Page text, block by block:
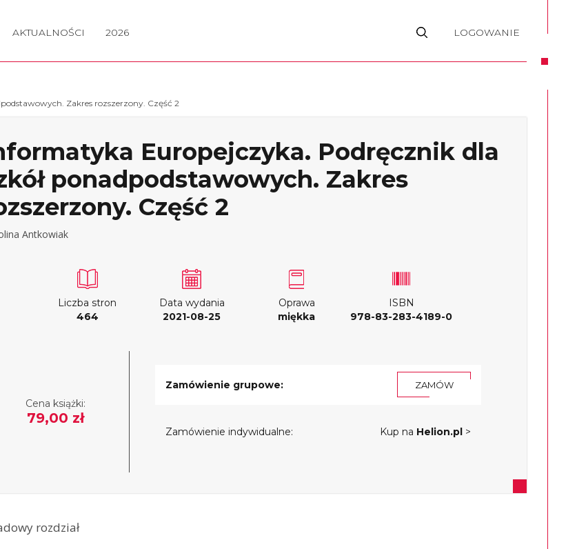
AKTUALNOŚCI 2026 LOGOWANIE
Zakres rozszerzony. Część 2
Europejczyka. Podręcznik dla
ponadpodstawowych. Zakres
Część 2
Antkowiak
Liczba stron
464
Data wydania
2021-08-25
Oprawa
miękka
ISBN
978-83-283-4189-0
Cena książki:
79,00 zł
Zamówienie grupowe: ZAMÓW
Zamówienie indywidualne: Kup na Helion.pl>
rozdział